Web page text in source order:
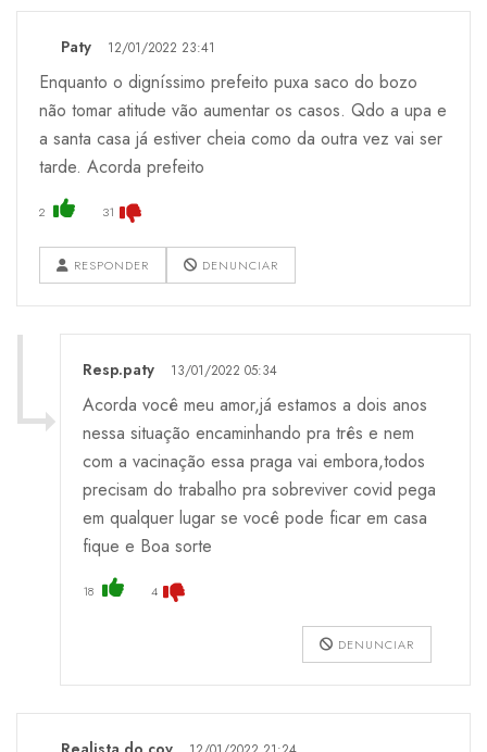
Paty 12/01/2022 23:41
Enquanto o digníssimo prefeito puxa saco do bozo
não tomar atitude vão aumentar os casos. Qdo a upa e
a santa casa já estiver cheia como da outra vez vai ser
tarde. Acorda prefeito
2 31
RESPONDER DENUNCIAR
Resp.paty 13/01/2022 05:34
Acorda você meu amor,já estamos a dois anos
nessa situação encaminhando pra três e nem
com a vacinação essa praga vai embora,todos
precisam do trabalho pra sobreviver covid pega
em qualquer lugar se você pode ficar em casa
fique e Boa sorte
18 4
DENUNCIAR